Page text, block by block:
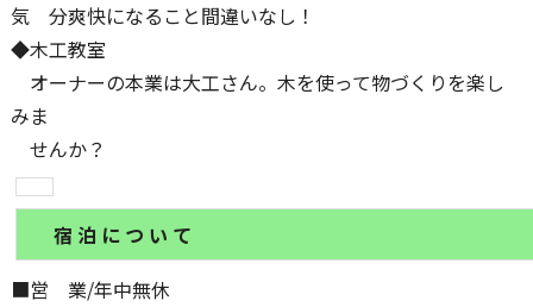
気 分爽快になること間違いなし！
◆木工教室
オーナーの本業は大工さん。木を使って物づくりを楽し
みま
せんか？
宿 泊 に つ い て
■営 業/年中無休